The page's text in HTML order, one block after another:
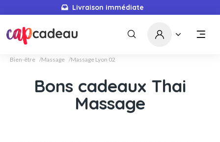
Livraison immédiate
Bien-être Massage Massage Lyon 02
Bons cadeaux Thai
Massage